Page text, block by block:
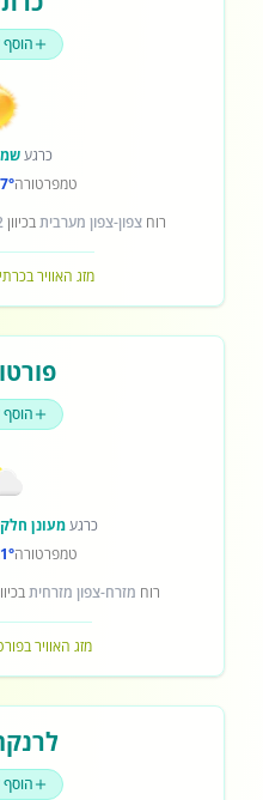
הוסף
כרגע
טמפרטורה
רוחצפון-צפון מערביתבכיוון
מזג האוויר
פורטו
הוסף
כרגעמעונן
טמפרטורה
רוח מזרח-צפון מזרחית
מזג האוויר
הוסף